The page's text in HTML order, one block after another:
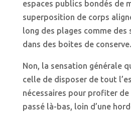
espaces publics bondés de
superposition de corps
long des plages comme des
dans des boites de conserve.
Non, la sensation générale
celle de disposer de tout
nécessaires pour profiter
passé là-bas, loin d’une